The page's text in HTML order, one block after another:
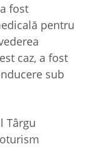
fost
pentru
caz, a fost
sub
Târgu